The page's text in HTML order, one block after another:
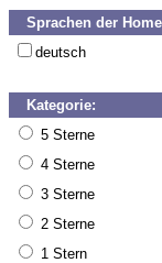
Sprachen der
deutsch
Kategorie:
5 Sterne
4 Sterne
3 Sterne
2 Sterne
1 Stern